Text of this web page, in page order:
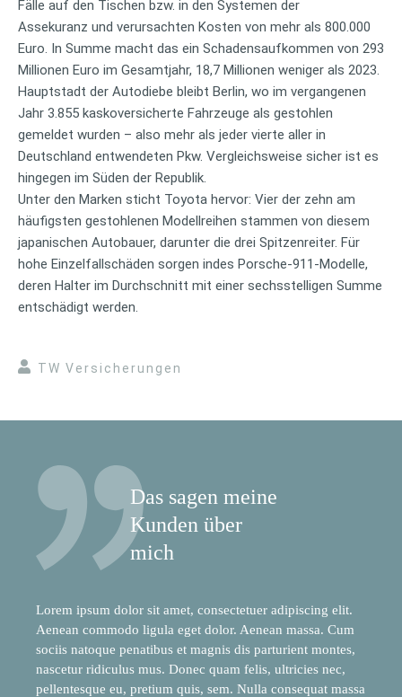
Fälle auf den Tischen bzw. in den Systemen der
Assekuranz und verursachten Kosten von mehr als 800.000
Euro. In Summe macht das ein Schadensaufkommen von 293
Millionen Euro im Gesamtjahr, 18,7 Millionen weniger als 2023.
Hauptstadt der Autodiebe bleibt Berlin, wo im vergangenen
Jahr 3.855 kaskoversicherte Fahrzeuge als gestohlen
gemeldet wurden – also mehr als jeder vierte aller in
Deutschland entwendeten Pkw. Vergleichsweise sicher ist es
hingegen im Süden der Republik.
Unter den Marken sticht Toyota hervor: Vier der zehn am
häufigsten gestohlenen Modellreihen stammen von diesem
japanischen Autobauer, darunter die drei Spitzenreiter. Für
hohe Einzelfallschäden sorgen indes Porsche-911-Modelle,
deren Halter im Durchschnitt mit einer sechsstelligen Summe
entschädigt werden.
TW Versicherungen
Das sagen meine
Kunden über
mich
Lorem ipsum dolor sit amet, consectetuer adipiscing elit.
Aenean commodo ligula eget dolor. Aenean massa. Cum
sociis natoque penatibus et magnis dis parturient montes,
nascetur ridiculus mus. Donec quam felis, ultricies nec,
pellentesque eu, pretium quis, sem. Nulla consequat massa